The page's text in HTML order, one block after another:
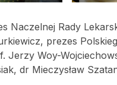
Naczelnej Rady
prezes
Jerzy Woy-
dr Mieczysław